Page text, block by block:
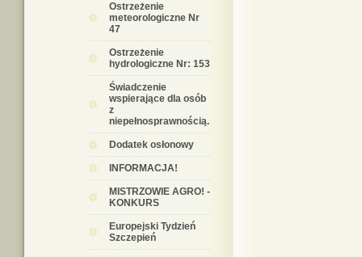
Ostrzeżenie
meteorologiczne Nr
47
Ostrzeżenie
hydrologiczne Nr: 153
Świadczenie
wspierające dla osób
z
niepełnosprawnością.
Dodatek osłonowy
INFORMACJA!
MISTRZOWIE AGRO! -
KONKURS
Europejski Tydzień
Szczepień